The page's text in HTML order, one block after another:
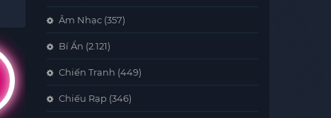
Âm Nhạc (357)
Bí Ẩn (2.121)
Chiến Tranh (449)
Chiếu Rạp (346)